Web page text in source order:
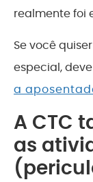
realmente foi
Se você
especial,
a
A CTC
as